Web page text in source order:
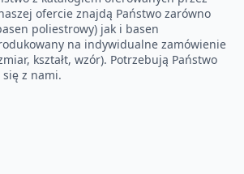
ofercie znajdą Państwo zarówno
poliestrowy) jak i basen
na indywidualne zamówienie
kształt, wzór). Potrzebują Państwo
z nami.